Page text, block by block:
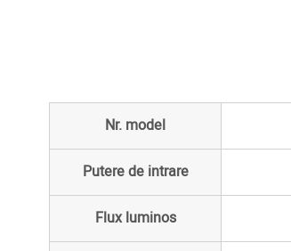
Nr. model
Putere de intrare
Flux luminos